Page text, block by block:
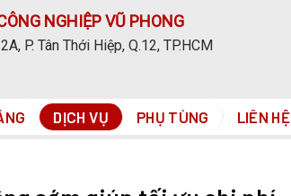
NGHIỆP VŨ PHONG
P. Tân Thới Hiệp, Q.12, TP.HCM
DỊCH VỤ PHỤ TÙNG LIÊN HỆ